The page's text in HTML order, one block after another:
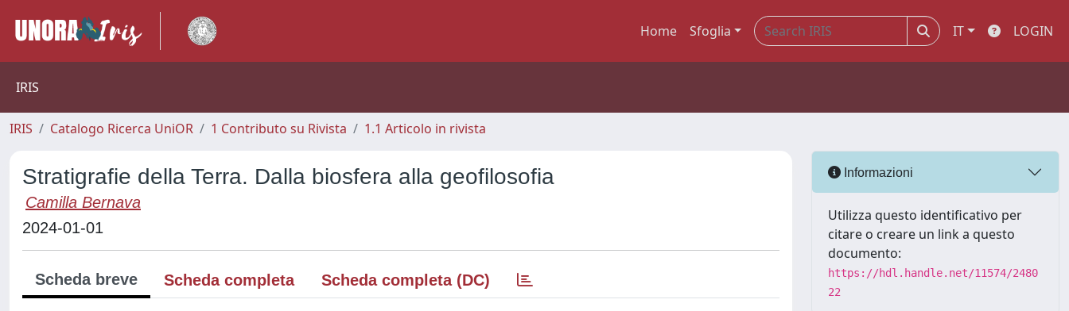
Home Sfoglia IT LOGIN
IRIS
IRIS Catalogo Ricerca UniOR 1 Contributo su Rivista 1.1 Articolo in rivista
Stratigrafie della Terra. Dalla biosfera alla geofilosofia
Camilla Bernava
2024-01-01
Scheda breve Scheda completa Scheda completa (DC)
Informazioni
Utilizza questo identificativo per
citare o creare un link a questo
documento:
https://hdl.handle.net/11574/2480
22